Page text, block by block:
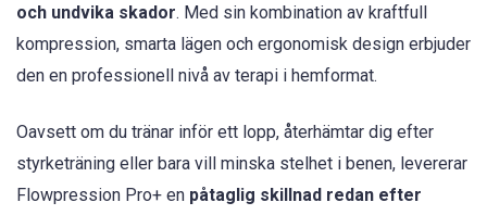
och undvika skador. Med sin kombination av kraftfull
kompression, smarta lägen och ergonomisk design erbjuder
den en professionell nivå av terapi i hemformat.
Oavsett om du tränar inför ett lopp, återhämtar dig efter
styrketräning eller bara vill minska stelhet i benen, levererar
Flowpression Pro+ en påtaglig skillnad redan efter